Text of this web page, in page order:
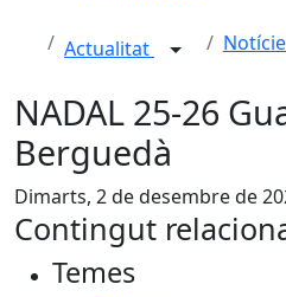
Actualitat
NADAL 25-26
Berguedà
Dimarts, 2 de desembre de
Contingut
Temes